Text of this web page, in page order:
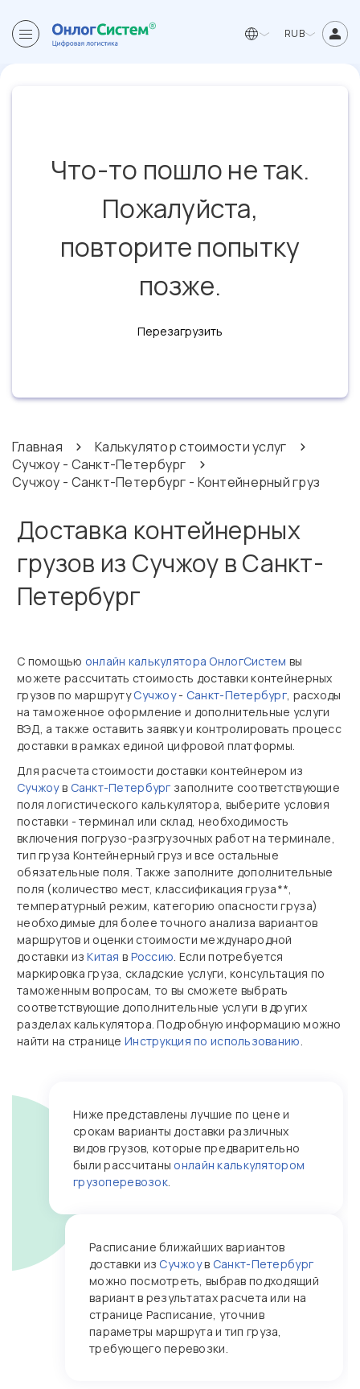
RUB
Что-то пошло не так.
Пожалуйста,
повторите попытку
позже.
Перезагрузить
Главная
Калькулятор стоимости услуг
Сучжоу - Санкт-Петербург
Сучжоу - Санкт-Петербург - Контейнерный груз
Доставка контейнерных
грузов из Сучжоу в Санкт-
Петербург
С помощью онлайн калькулятора ОнлогСистем вы
можете рассчитать стоимость доставки контейнерных
грузов по маршрутуСучжоу- Санкт-Петербург, расходы
на таможенное оформление и дополнительные услуги
ВЭД, а также оставить заявку и контролировать процесс
доставки в рамках единой цифровой платформы.
Для расчета стоимости доставки контейнером из
Сучжоув Санкт-Петербург заполните соответствующие
поля логистического калькулятора, выберите условия
поставки - терминал или склад, необходимость
включения погрузо-разгрузочных работ на терминале,
тип груза Контейнерный груз и все остальные
обязательные поля. Также заполните дополнительные
поля (количество мест, классификация груза**,
температурный режим, категорию опасности груза)
необходимые для более точного анализа вариантов
маршрутов и оценки стоимости международной
доставки изКитая в Россию. Если потребуется
маркировка груза, складские услуги, консультация по
таможенным вопросам, то вы сможете выбрать
соответствующие дополнительные услуги в других
разделах калькулятора. Подробную информацию можно
найти на страницеИнструкция по использованию.
Ниже представлены лучшие по цене и
срокам варианты доставки различных
видов грузов, которые предварительно
были рассчитаны онлайн калькулятором
грузоперевозок.
Расписание ближайших вариантов
доставки из Сучжоув Санкт-Петербург
можно посмотреть, выбрав подходящий
вариант в результатах расчета или на
странице Расписание, уточнив
параметры маршрута и тип груза,
требующего перевозки.